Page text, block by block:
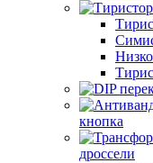
кнопка
дроссели